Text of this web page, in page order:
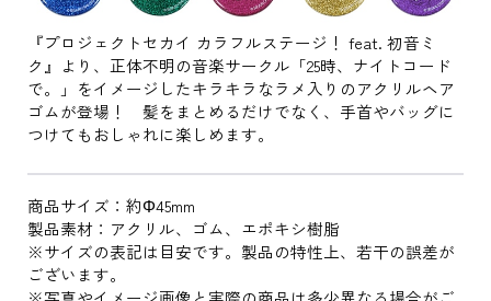
『プロジェクトセカイ カラフルステージ！ feat. 初音ミ
ク』より、正体不明の音楽サークル「25時、ナイトコード
で。」をイメージしたキラキラなラメ入りのアクリルヘア
ゴムが登場！ 髪をまとめるだけでなく、手首やバッグに
つけてもおしゃれに楽しめます。
商品サイズ：約Φ45mm
製品素材：アクリル、ゴム、エポキシ樹脂
※サイズの表記は目安です。製品の特性上、若干の誤差が
ございます。